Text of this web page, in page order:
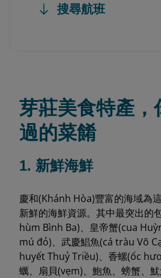
搜尋航班
芽莊美食特產，
過的菜餚
1. 新鮮海鮮
慶和(Khánh Hòa)豐富的海域為
新鮮的海鮮資源。其中最突出的
hùm Bình Ba)、皇帝蟹(cua
mú đỏ)、武慶鯧魚(cá tràu Võ
huyết Thuỷ Triều)、香螺(ốc
蠣、扇貝(vẹm)、鮑魚、螃蟹、